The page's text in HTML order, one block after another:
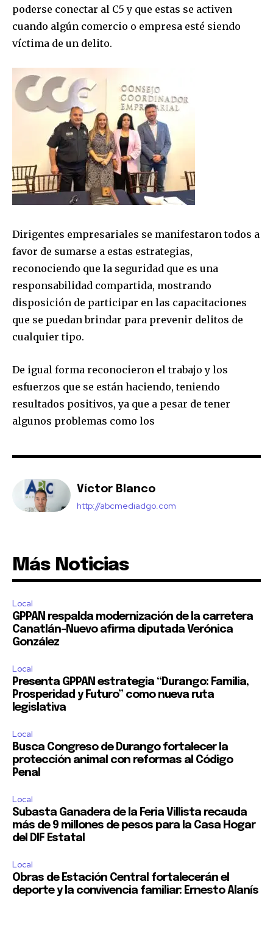
poderse conectar al C5 y que estas se activen
cuando algún comercio o empresa esté siendo
víctima de un delito.
Dirigentes empresariales se manifestaron todos a
favor de sumarse a estas estrategias,
reconociendo que la seguridad que es una
responsabilidad compartida, mostrando
disposición de participar en las capacitaciones
que se puedan brindar para prevenir delitos de
cualquier tipo.
De igual forma reconocieron el trabajo y los
esfuerzos que se están haciendo, teniendo
resultados positivos, ya que a pesar de tener
algunos problemas como los
Víctor Blanco
http://abcmediadgo.com
Más Noticias
Local
GPPAN respalda modernización de la carretera
Canatlán–Nuevo afirma diputada Verónica
González
Local
Presenta GPPAN estrategia “Durango: Familia,
Prosperidad y Futuro” como nueva ruta
legislativa
Local
Busca Congreso de Durango fortalecer la
protección animal con reformas al Código
Penal
Local
Subasta Ganadera de la Feria Villista recauda
más de 9 millones de pesos para la Casa Hogar
del DIF Estatal
Local
Obras de Estación Central fortalecerán el
deporte y la convivencia familiar: Ernesto Alanís